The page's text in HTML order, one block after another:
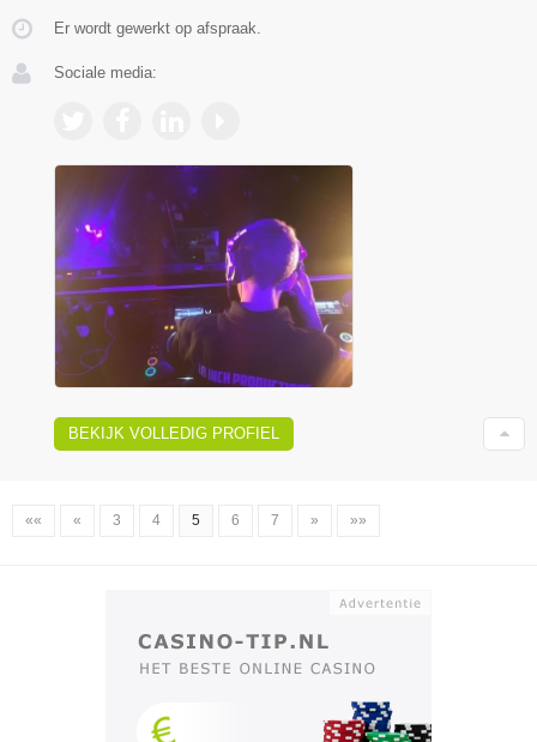
Er wordt gewerkt op afspraak.
Sociale media:
BEKIJK VOLLEDIG PROFIEL
«« « 3 4 5 6 7 » »»